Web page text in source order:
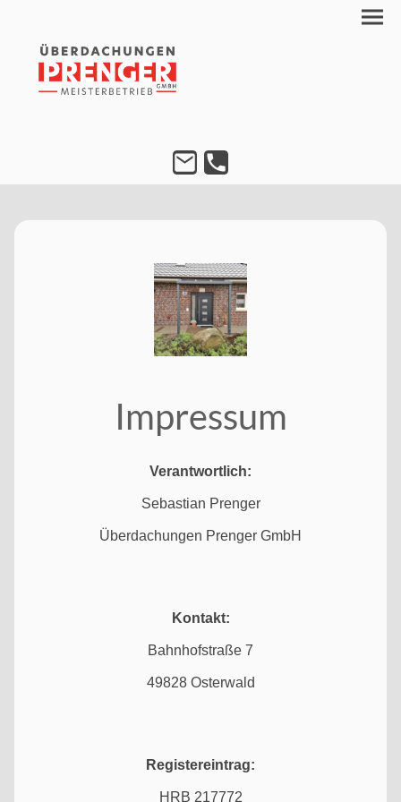
Impressum
Verantwortlich:
Sebastian Prenger
Überdachungen Prenger GmbH
Kontakt:
Bahnhofstraße 7
49828 Osterwald
Registereintrag:
HRB 217772